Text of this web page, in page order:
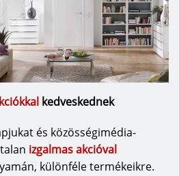
kedveskednek
és közösségimédia-
izgalmas akcióval
különféle termékeikre.